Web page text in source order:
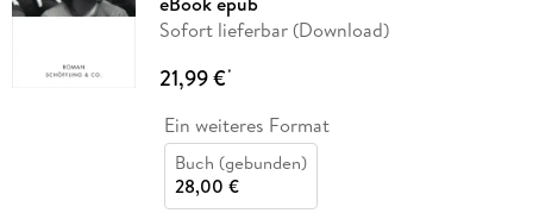
Sofort lieferbar (Download)
21,99 €*
Ein weiteres Format
Buch (gebunden)
28,00 €